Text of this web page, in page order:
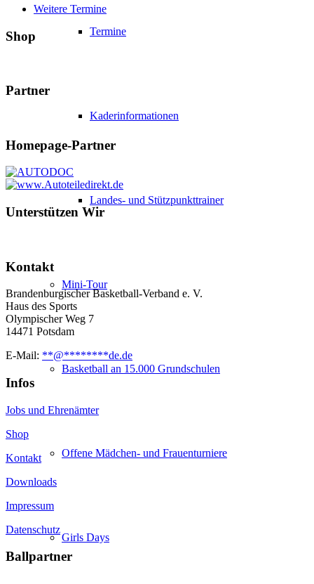
Termine
Kaderinformationen
Landes- und Stützpunkttrainer
Mini-Tour
Basketball an 15.000 Grundschulen
Offene Mädchen- und Frauenturniere
Girls Days
Weitere Termine
Shop
Partner
Homepage-Partner
Unterstützen Wir
Kontakt
Brandenburgischer Basketball-Verband e. V.
Haus des Sports
Olympischer Weg 7
14471 Potsdam
E-Mail: **@********de.de
Infos
Jobs und Ehrenämter
Shop
Kontakt
Downloads
Impressum
Datenschutz
Ballpartner